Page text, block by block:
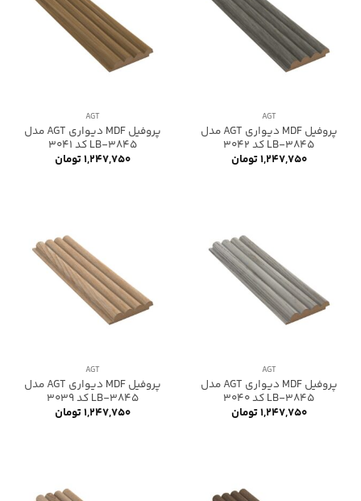
AGT
پروفیل MDF دیواری AGT مدل
LB-3845 کد 3042
۱,۲۴۷,۷۵۰تومان
AGT
پروفیل MDF دیواری AGT مدل
LB-3845 کد 3041
۱,۲۴۷,۷۵۰تومان
AGT
پروفیل MDF دیواری AGT مدل
LB-3845 کد 3040
۱,۲۴۷,۷۵۰تومان
AGT
پروفیل MDF دیواری AGT مدل
LB-3845 کد 3039
۱,۲۴۷,۷۵۰تومان